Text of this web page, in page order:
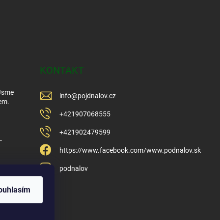
KONTAKT
info@pojdnalov.cz
+421907068555
+421902479599
https://www.facebook.com/www.podnalov.sk
podnalov